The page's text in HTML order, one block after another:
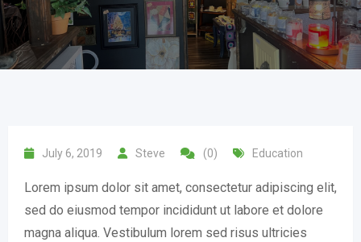
July 6, 2019 Steve (0) Education
Lorem ipsum dolor sit amet, consectetur adipiscing elit,
sed do eiusmod tempor incididunt ut labore et dolore
magna aliqua. Vestibulum lorem sed risus ultricies